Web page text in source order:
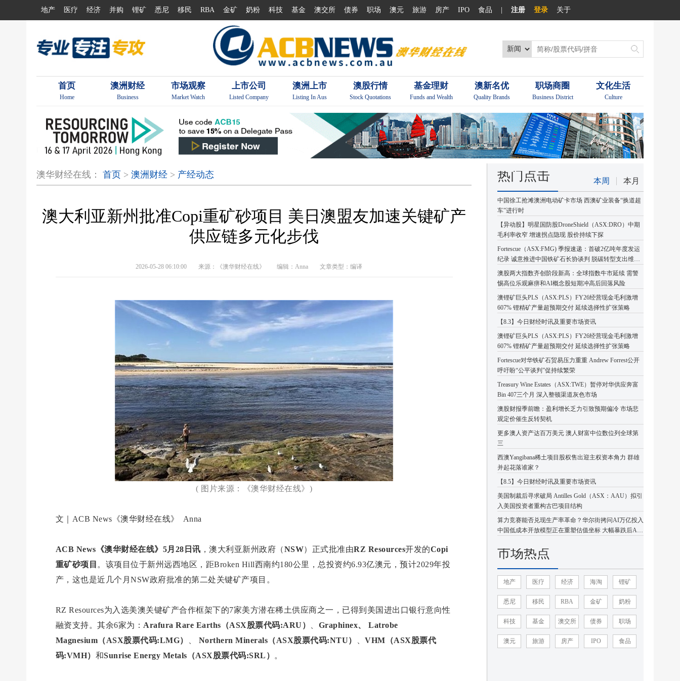
地产 医疗 经济 并购 锂矿 悉尼 移民 RBA 金矿 奶粉 科技 基金 澳交所 债券 职场 澳元 旅游 房产 IPO 食品 注册 登录 关于
首页
Home
澳洲财经
Business
市场观察
Market Watch
上市公司
Listed Company
澳洲上市
Listing In Aus
澳股行情
Stock Quotations
基金理财
Funds and Wealth
澳新名优
Quality Brands
职场商圈
Business District
文化生活
Culture
澳华财经在线： 首页 > 澳洲财经 > 产经动态
澳大利亚新州批准Copi重矿砂项目 美日澳盟友加速关键矿产
供应链多元化步伐
2026-05-28 06:10:00 来源：《澳华财经在线》 编辑：Anna 文章类型：编译
( 图片来源：《澳华财经在线》)
文｜ACB News《澳华财经在线》 Anna
ACB News《澳华财经在线》5月28日讯 ，澳大利亚新州政府（NSW）正式批准由RZ Resources开发的Copi
重矿砂项目 。该项目位于新州远西地区，距Broken Hill西南约180公里，总投资约6.93亿澳元，预计2029年投
产，这也是近几个月NSW政府批准的第二处关键矿产项目。
RZ Resources为入选美澳关键矿产合作框架下的7家美方潜在稀土供应商之一，已得到美国进出口银行意向性
融资支持。其余6家为： Arafura Rare Earths（ASX股票代码:ARU）
Graphinex、 Latrobe
Magnesium（ASX股票代码:LMG）
Northern Minerals（ASX股票代码:NTU）
VHM（ASX股票代
码:VMH） 和Sunrise Energy Metals（ASX股票代码:SRL） 。
热门点击 本周 本月
中国徐工抢滩澳洲电动矿卡市场 西澳矿业装备“换道超
车”进行时
【异动股】明星国防股DroneShield（ASX:DRO）中期
毛利率收窄 增速拐点隐现 股价持续下探
Fortescue（ASX:FMG) 季报速递：首破2亿吨年度发运
纪录 诚意推进中国铁矿石长协谈判 脱碳转型支出维持
高位
澳股两大指数齐创阶段新高：全球指数牛市延续 需警
惕高位乐观麻痹和AI概念股短期冲高后回落风险
澳锂矿巨头PLS（ASX:PLS）FY26经营现金毛利激增
607% 锂精矿产量超预期交付 延续选择性扩张策略
【8.3】今日财经时讯及重要市场资讯
澳锂矿巨头PLS（ASX:PLS）FY26经营现金毛利激增
607% 锂精矿产量超预期交付 延续选择性扩张策略
Fortescue对华铁矿石贸易压力重重 Andrew Forrest公开
呼吁盼“公平谈判”促持续繁荣
Treasury Wine Estates（ASX:TWE）暂停对华供应奔富
Bin 407三个月 深入整顿渠道灰色市场
澳股财报季前瞻：盈利增长乏力引致预期偏冷 市场悲
观定价催生反转契机
更多澳人资产达百万美元 澳人财富中位数位列全球第
三
西澳Yangibana稀土项目股权售出迎主权资本角力 群雄
并起花落谁家？
【8.5】今日财经时讯及重要市场资讯
美国制裁后寻求破局 Antilles Gold（ASX：AAU）拟引
入美国投资者重构古巴项目结构
算力竞赛能否兑现生产率革命？华尔街拷问AI万亿投入
中国低成本开放模型正在重塑估值坐标 大幅暴跌后AI
市场热点
地产 医疗 经济 海淘 锂矿
悉尼 移民 RBA 金矿 奶粉
科技 基金 澳交所 债券 职场
澳元 旅游 房产 IPO 食品